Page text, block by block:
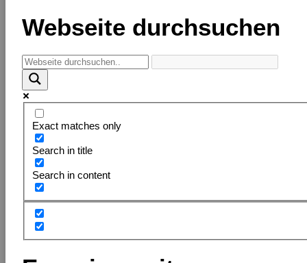
Webseite durchsuchen
Exact matches only
Search in title
Search in content